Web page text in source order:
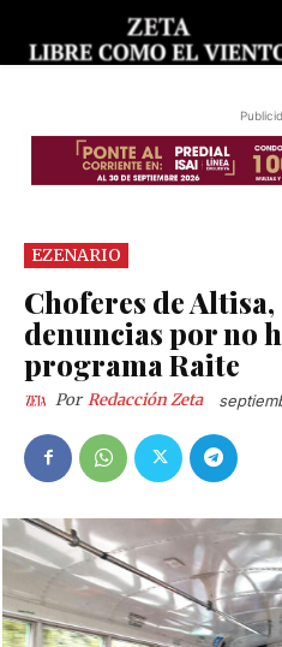
EZENARIO
Choferes de Altisa,
denuncias por no
programa Raite
Por Redacción Zeta